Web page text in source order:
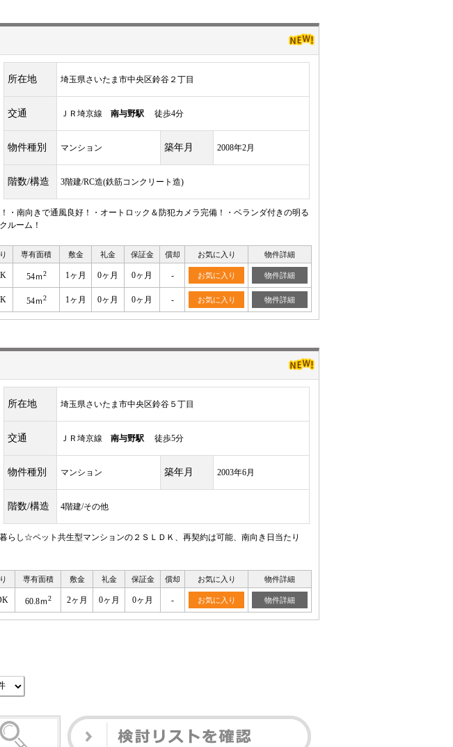
所在地 埼玉県さいたま市中央区鈴谷２丁目
交通 ＪＲ埼京線 南与野駅 徒歩4分
物件種別 マンション 築年月 2008年2月
階数/構造 3階建/RC造(鉄筋コンクリート造)
・南向きで通風良好！・オートロック＆防犯カメラ完備！・ベランダ付きの明る
ルーム！
専有面積 敷金 礼金 保証金 償却 お気に入り 物件詳細
54ｍ2 1ヶ月 0ヶ月 0ヶ月 - お気に入り 物件詳細
54ｍ2 1ヶ月 0ヶ月 0ヶ月 - お気に入り 物件詳細
所在地 埼玉県さいたま市中央区鈴谷５丁目
交通 ＪＲ埼京線 南与野駅 徒歩5分
物件種別 マンション 築年月 2003年6月
階数/構造 4階建/その他
らし☆ペット共生型マンションの２ＳＬＤＫ、再契約は可能、南向き日当たり
専有面積 敷金 礼金 保証金 償却 お気に入り 物件詳細
60.8ｍ2 2ヶ月 0ヶ月 0ヶ月 - お気に入り 物件詳細